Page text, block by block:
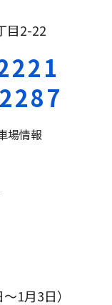
目2-22
場情報
1月3日）